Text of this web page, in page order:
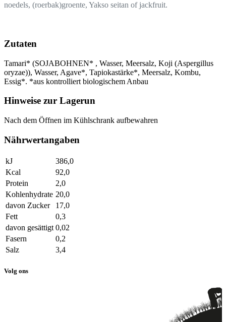
noedels, (roerbak)groente, Yakso seitan of jackfruit.
Zutaten
Tamari* (SOJABOHNEN* , Wasser, Meersalz, Koji (Aspergillus
oryzae)), Wasser, Agave*, Tapiokastärke*, Meersalz, Kombu,
Essig*. *aus kontrolliert biologischem Anbau
Hinweise zur Lagerun
Nach dem Öffnen im Kühlschrank aufbewahren
Nährwertangaben
kJ
386,0
Kcal
92,0
Protein
2,0
Kohlenhydrate 20,0
davon Zucker
17,0
Fett
0,3
davon gesättigt 0,02
Fasern
0,2
Salz
3,4
Volg ons